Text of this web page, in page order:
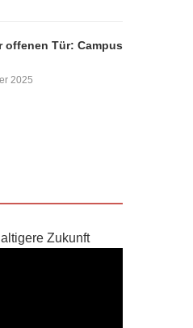
offenen Tür: Campus
2025
Zukunft